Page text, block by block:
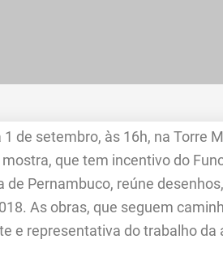
de setembro, às 16h, na Torre
mostra, que tem incentivo do
de Pernambuco, reúne
As obras, que seguem
e representativa do trabalho da